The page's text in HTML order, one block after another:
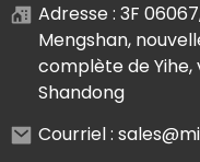
Adresse : 3F
Mengshan,
complète de Yihe,
Shandong
Courriel :